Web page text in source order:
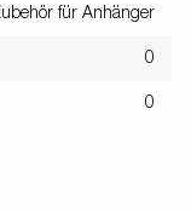
für Anhänger
0
0